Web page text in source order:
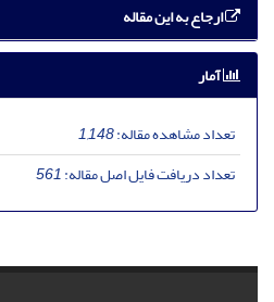
ارجاع به این مقاله
آمار
تعداد مشاهده مقاله:1,148
تعداد دریافت فایل اصل مقاله:561